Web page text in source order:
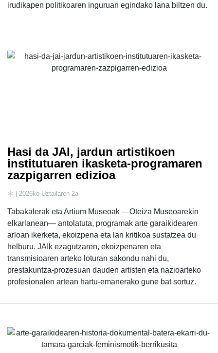
irudikapen politikoaren inguruan egindako lana biltzen du.
Hasi da JAI, jardun artistikoen
institutuaren ikasketa-programaren
zazpigarren edizioa
| 2026ko Uztailaren 2a
Tabakalerak eta Artium Museoak —Oteiza Museoarekin
elkarlanean— antolatuta, programak arte garaikidearen
arloan ikerketa, ekoizpena eta lan kritikoa sustatzea du
helburu. JAIk ezagutzaren, ekoizpenaren eta
transmisioaren arteko loturan sakondu nahi du,
prestakuntza-prozesuan dauden artisten eta nazioarteko
profesionalen artean hartu-emanerako gune bat sortuz.